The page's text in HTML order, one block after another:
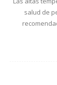
salud de